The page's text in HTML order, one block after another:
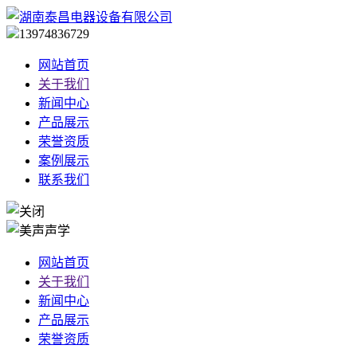
13974836729
网站首页
关于我们
新闻中心
产品展示
荣誉资质
案例展示
联系我们
网站首页
关于我们
新闻中心
产品展示
荣誉资质